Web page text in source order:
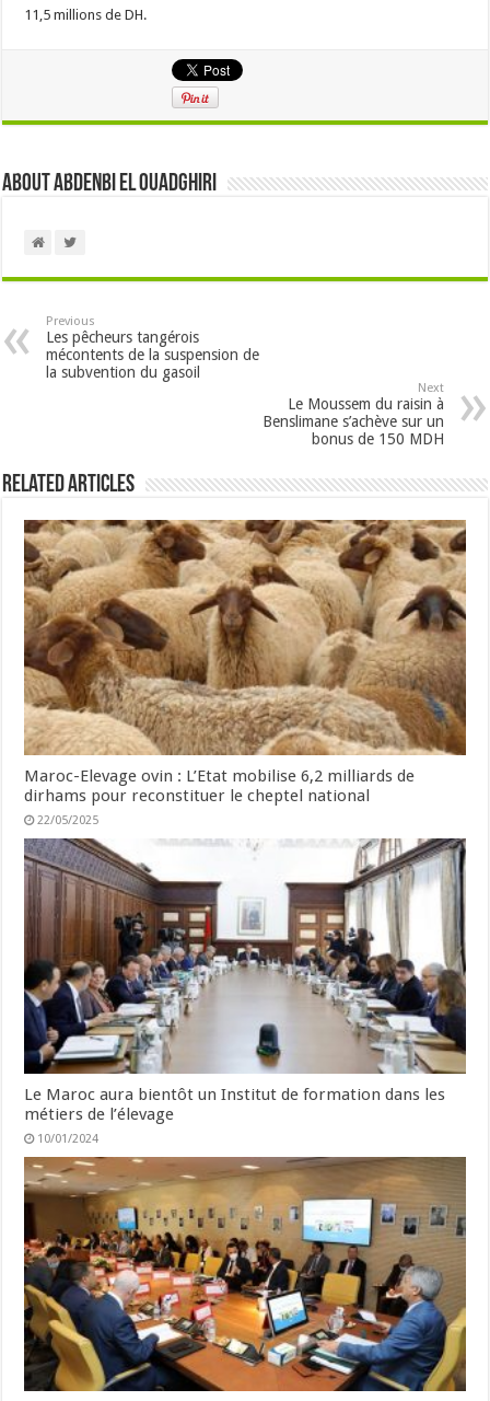
11,5 millions de DH.
About Abdenbi EL OUADGHIRI
Previous
Les pêcheurs tangérois
mécontents de la suspension de
la subvention du gasoil
Next
Le Moussem du raisin à
Benslimane s’achève sur un
bonus de 150 MDH
Related Articles
Maroc-Elevage ovin : L’Etat mobilise 6,2 milliards de
dirhams pour reconstituer le cheptel national
22/05/2025
Le Maroc aura bientôt un Institut de formation dans les
métiers de l’élevage
10/01/2024